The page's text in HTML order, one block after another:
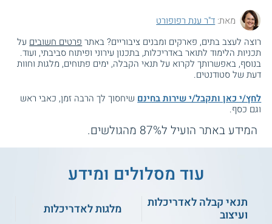
מאת: ד"ר ענת רפופורט
רוצה לעצב בתים, פארקים ומבנים ציבוריים? באתר פרטים חשובים על
תכניות הלימוד לתואר באדריכלות, בתכנון עירוני ופיתוח סביבתי, ועוד.
בנוסף, באפשרותך לקרוא על תנאי הקבלה, ימים פתוחים, מלגות וחוות
דעת של סטודנטים.
לחץ/י כאן ותקבל/י שירות בחינם שיחסוך לך הרבה זמן, כאבי ראש
וגם כסף.
המידע באתר הועיל ל87% מהגולשים.
עוד מסלולים ומידע
תנאי קבלה לאדריכלות
ועיצוב
מלגות לאדריכלות